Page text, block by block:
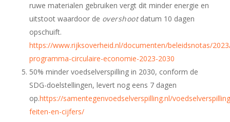
ruwe materialen gebruiken vergt dit minder energie en
uitstoot waardoor de overshootdatum 10 dagen
opschuift.
https://www.rijksoverheid.nl/documenten/beleidsnotas/
programma-circulaire-economie-2023-2030
50% minder voedselverspilling in 2030, conform de
SDG-doelstellingen, levert nog eens 7 dagen
op.https://samentegenvoedselverspilling.nl/
feiten-en-cijfers/